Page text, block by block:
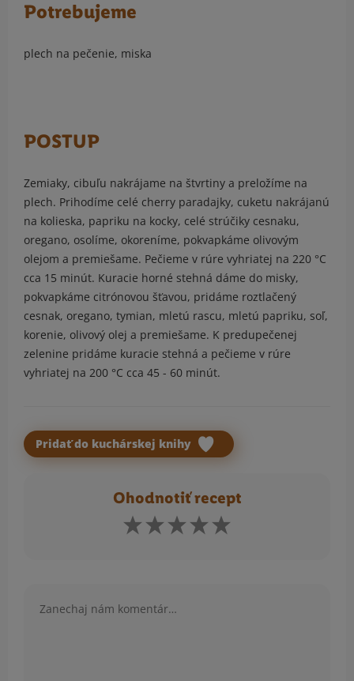
Potrebujeme
plech na pečenie, miska
POSTUP
Zemiaky, cibuľu nakrájame na štvrtiny a preložíme na
plech. Prihodíme celé cherry paradajky, cuketu nakrájanú
na kolieska, papriku na kocky, celé strúčiky cesnaku,
oregano, osolíme, okoreníme, pokvapkáme olivovým
olejom a premiešame. Pečieme v rúre vyhriatej na 220 °C
cca 15 minút. Kuracie horné stehná dáme do misky,
pokvapkáme citrónovou šťavou, pridáme roztlačený
cesnak, oregano, tymian, mletú rascu, mletú papriku, soľ,
korenie, olivový olej a premiešame. K predupečenej
zelenine pridáme kuracie stehná a pečieme v rúre
vyhriatej na 200 °C cca 45 - 60 minút.
Pridať do kuchárskej knihy
Ohodnotiť recept